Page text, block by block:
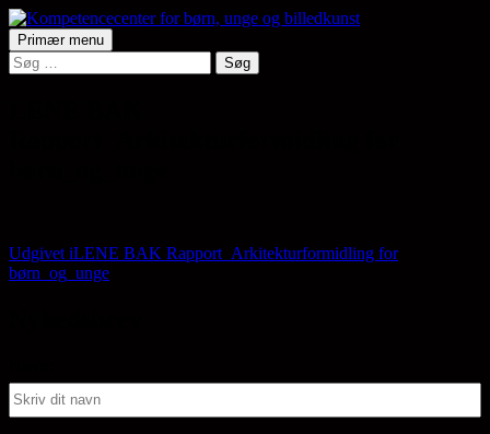
Hop
til
indhold
Kompetencecenter for børn,
SøgPrimær menu
Søg
efter:
Indlægsnavigation
Udgivet iLENE BAK Rapport_Arkitekturformidling for
børn_og_unge